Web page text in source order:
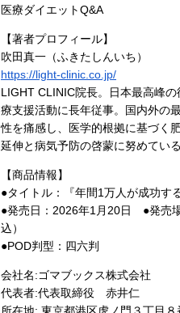
医療ダイエットQ&A
【著者プロフィール】
吹田真一（ふきたしんいち）
https://light-clinic.co.jp/
LIGHT CLINIC院長。日本最高峰
療支援活動に長年従事。国内外の
性を痛感し、医学的根拠に基づく
延伸と病気予防の啓蒙に努めている
【商品情報】
●タイトル：『年間1万人が成功す
●発売日：2026年1月20日 ●発売
込）
●POD判型：四六判
会社名:ゴマブックス株式会社
代表者:代表取締役 赤井仁